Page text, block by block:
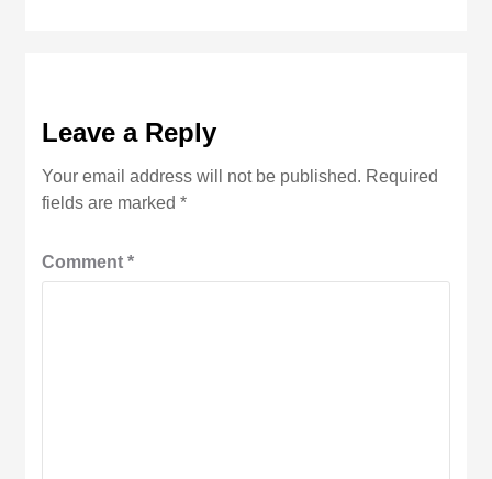
Leave a Reply
Your email address will not be published. Required
fields are marked*
Comment*